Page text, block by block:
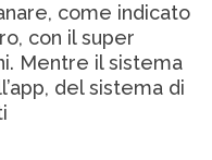
come indicato
con il super
Mentre il sistema
del sistema di